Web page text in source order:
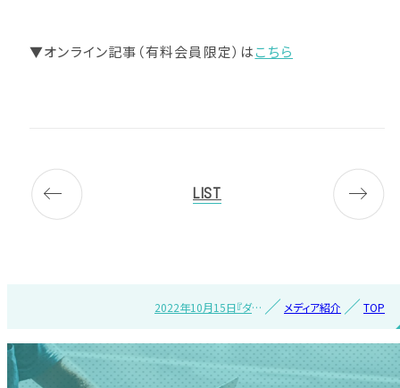
▼オンライン記事（有料会員限定）はこちら
LIST
TOP
メディア紹介
2022年10月15日『ダイ